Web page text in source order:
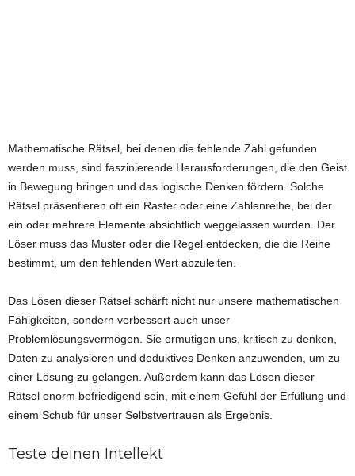
Mathematische Rätsel, bei denen die fehlende Zahl gefunden
werden muss, sind faszinierende Herausforderungen, die den Geist
in Bewegung bringen und das logische Denken fördern. Solche
Rätsel präsentieren oft ein Raster oder eine Zahlenreihe, bei der
ein oder mehrere Elemente absichtlich weggelassen wurden. Der
Löser muss das Muster oder die Regel entdecken, die die Reihe
bestimmt, um den fehlenden Wert abzuleiten.
Das Lösen dieser Rätsel schärft nicht nur unsere mathematischen
Fähigkeiten, sondern verbessert auch unser
Problemlösungsvermögen. Sie ermutigen uns, kritisch zu denken,
Daten zu analysieren und deduktives Denken anzuwenden, um zu
einer Lösung zu gelangen. Außerdem kann das Lösen dieser
Rätsel enorm befriedigend sein, mit einem Gefühl der Erfüllung und
einem Schub für unser Selbstvertrauen als Ergebnis.
Teste deinen Intellekt